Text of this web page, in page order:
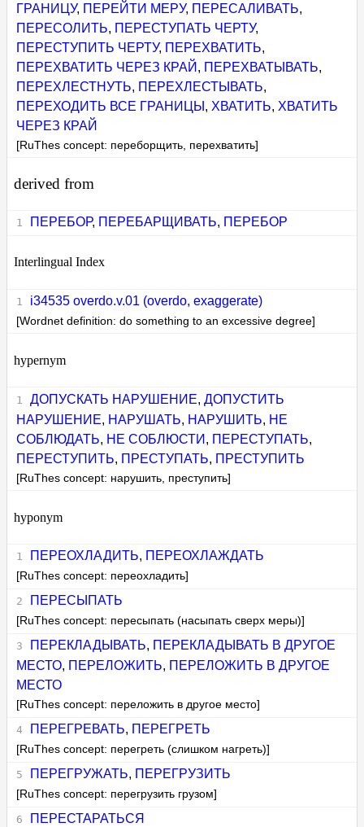
ГРАНИЦУ, ПЕРЕЙТИ МЕРУ, ПЕРЕСАЛИВАТЬ,
ПЕРЕСОЛИТЬ, ПЕРЕСТУПАТЬ ЧЕРТУ,
ПЕРЕСТУПИТЬ ЧЕРТУ, ПЕРЕХВАТИТЬ,
ПЕРЕХВАТИТЬ ЧЕРЕЗ КРАЙ , ПЕРЕХВАТЫВАТЬ,
ПЕРЕХЛЕСТНУТЬ, ПЕРЕХЛЕСТЫВАТЬ,
ПЕРЕХОДИТЬ ВСЕ ГРАНИЦЫ , ХВАТИТЬ, ХВАТИТЬ
ЧЕРЕЗ КРАЙ
[RuThes concept: переборщить, перехватить]
derived from
ПЕРЕБОР, ПЕРЕБАРЩИВАТЬ, ПЕРЕБОР
Interlingual Index
i34535 overdo.v.01 (overdo, exaggerate)
[Wordnet definition: do something to an excessive degree]
hypernym
ДОПУСКАТЬ НАРУШЕНИЕ, ДОПУСТИТЬ
НАРУШЕНИЕ, НАРУШАТЬ, НАРУШИТЬ, НЕ
СОБЛЮДАТЬ, НЕ СОБЛЮСТИ , ПЕРЕСТУПАТЬ,
ПЕРЕСТУПИТЬ, ПРЕСТУПАТЬ, ПРЕСТУПИТЬ
[RuThes concept: нарушить, преступить]
hyponym
ПЕРЕОХЛАДИТЬ, ПЕРЕОХЛАЖДАТЬ
[RuThes concept: переохладить]
ПЕРЕСЫПАТЬ
[RuThes concept: пересыпать (насыпать сверх меры)]
ПЕРЕКЛАДЫВАТЬ, ПЕРЕКЛАДЫВАТЬ В ДРУГОЕ
МЕСТО, ПЕРЕЛОЖИТЬ, ПЕРЕЛОЖИТЬ В ДРУГОЕ
МЕСТО
[RuThes concept: переложить в другое место]
ПЕРЕГРЕВАТЬ, ПЕРЕГРЕТЬ
[RuThes concept: перегреть (слишком нагреть)]
ПЕРЕГРУЖАТЬ, ПЕРЕГРУЗИТЬ
[RuThes concept: перегрузить грузом]
ПЕРЕСТАРАТЬСЯ